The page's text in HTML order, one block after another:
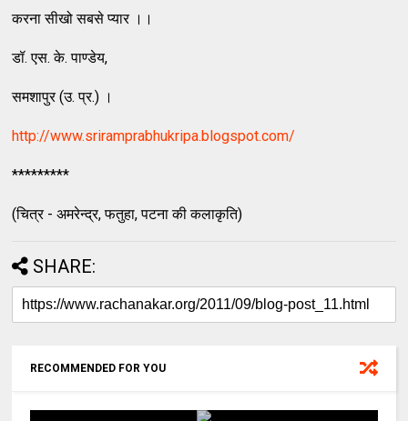
करना सीखो सबसे प्यार ।।
डॉ. एस. के. पाण्डेय,
समशापुर (उ. प्र.) ।
http://www.sriramprabhukripa.blogspot.com/
*********
(चित्र - अमरेन्द्र, फतुहा, पटना की कलाकृति)
SHARE:
RECOMMENDED FOR YOU